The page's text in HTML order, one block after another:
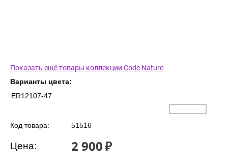
Показать ещё товары коллекции Code Nature
Варианты цвета:
ER12107-47
Код товара: 51516
Цена: 2 900₽